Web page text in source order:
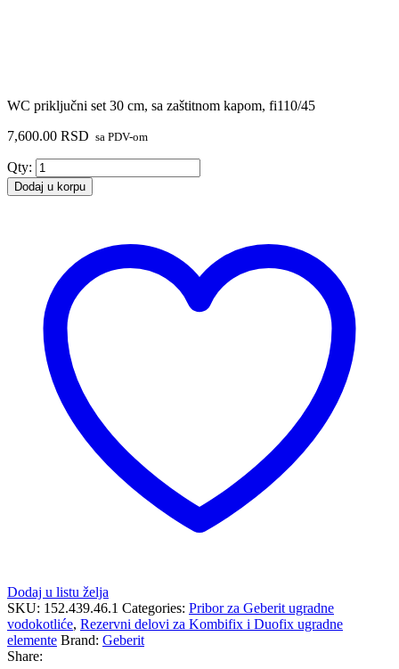
WC priključni set 30 cm, sa zaštitnom kapom, fi110/45
7,600.00 RSD sa PDV-om
Qty: WC
priključni
set
zaštitnom
kapom,
fi110/45
količina
Dodaj u korpu
Dodaj u listu želja
SKU: 152.439.46.1 Categories: Pribor za Geberit ugradne
vodokotliće, Rezervni delovi za Kombifix i Duofix ugradne
elemente Brand: Geberit
Share: